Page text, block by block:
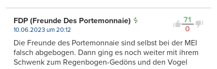
71
0
FDP (Freunde Des Portemonnaie)
10.06.2023 um 20:12
Die Freunde des Portemonnaie sind selbst bei der MEI
falsch abgebogen. Dann ging es noch weiter mit ihrem
Schwenk zum Regenbogen-Gedöns und den Vogel